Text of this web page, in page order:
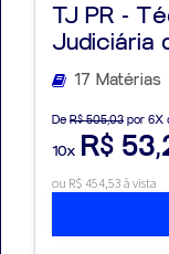
TJ PR -
Judiciária
17 Matérias
De R$ 505,03 por 6X
10x R$
ou R$ 454,53 à vista